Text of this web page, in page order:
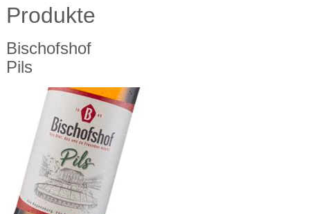
Produkte
Bischofshof
Pils